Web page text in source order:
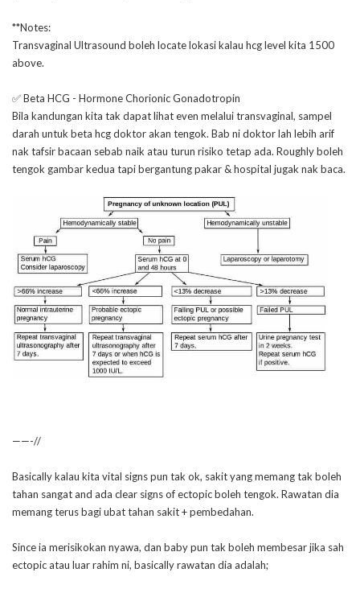
**Notes:
Transvaginal Ultrasound boleh locate lokasi kalau hcg level kita 1500
above.
✅ Beta HCG - Hormone Chorionic Gonadotropin
Bila kandungan kita tak dapat lihat even melalui transvaginal, sampel
darah untuk beta hcg doktor akan tengok. Bab ni doktor lah lebih arif
nak tafsir bacaan sebab naik atau turun risiko tetap ada. Roughly boleh
tengok gambar kedua tapi bergantung pakar & hospital jugak nak baca.
——-//
Basically kalau kita vital signs pun tak ok, sakit yang memang tak boleh
tahan sangat and ada clear signs of ectopic boleh tengok. Rawatan dia
memang terus bagi ubat tahan sakit + pembedahan.
Since ia merisikokan nyawa, dan baby pun tak boleh membesar jika sah
ectopic atau luar rahim ni, basically rawatan dia adalah;